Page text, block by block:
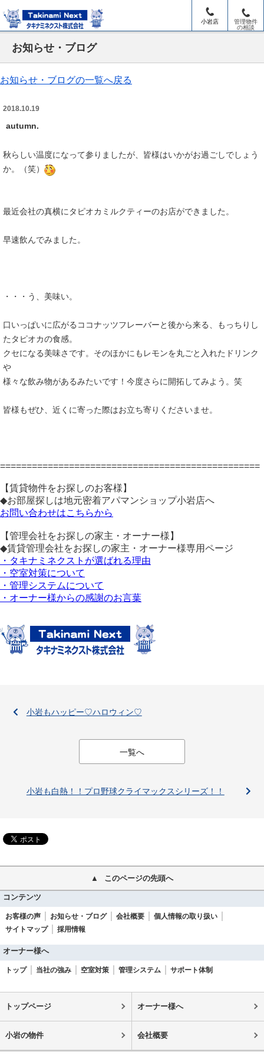
小岩店
管理物件
の相談
お知らせ・ブログ
お知らせ・ブログの一覧へ戻る
2018.10.19
autumn.
秋らしい温度になって参りましたが、皆様はいかがお過ごしでしょう
か。（笑）
最近会社の真横にタピオカミルクティーのお店ができました。
早速飲んでみました。
・・・う、美味い。
口いっぱいに広がるココナッツフレーバーと後から来る、もっちりし
たタピオカの食感。
クセになる美味さです。そのほかにもレモンを丸ごと入れたドリンク
や
様々な飲み物があるみたいです！今度さらに開拓してみよう。笑
皆様もぜひ、近くに寄った際はお立ち寄りくださいませ。
=================================================
【賃貸物件をお探しのお客様】
◆お部屋探しは地元密着アパマンショップ小岩店へ
お問い合わせはこちらから
【管理会社をお探しの家主・オーナー様】
◆賃貸管理会社をお探しの家主・オーナー様専用ページ
・タキナミネクストが選ばれる理由
・空室対策について
・管理システムについて
・オーナー様からの感謝のお言葉
小岩もハッピー♡ハロウィン♡
一覧へ
小岩も白熱！！プロ野球クライマックスシリーズ！！
このページの先頭へ
コンテンツ
お客様の声 お知らせ・ブログ 会社概要
個人情報の取り扱い
サイトマップ
採用情報
オーナー様へ
トップ 当社の強み 空室対策 管理システム サポート体制
トップページ オーナー様へ
小岩の物件 会社概要